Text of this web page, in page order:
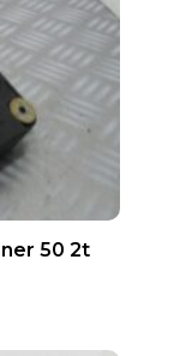
50 2t